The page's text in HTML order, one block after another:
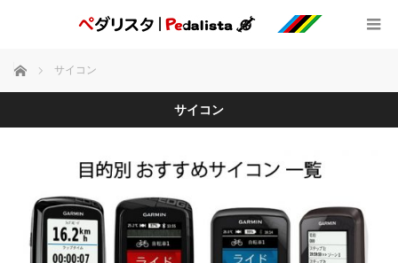
ホーム サイコン
サイコン